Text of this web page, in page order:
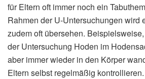
für Eltern oft immer noch ein
Rahmen der U-Untersuchungen wird
zudem oft übersehen.
der Untersuchung Hoden im
aber immer wieder in den Körper
Eltern selbst regelmäßig